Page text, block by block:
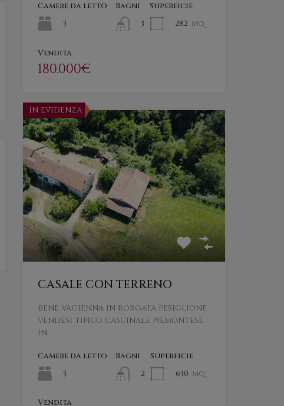
Camere da letto
3
Bagni
3
Superficie
282 mq
Vendita
180.000€
In evidenza
CASALE CON TERRENO
Bene Vagienna in borgata Pesiglione
vendesi tipico cascinale piemontese
in…
Camere da letto
3
Bagni
2
Superficie
630 mq
Vendita